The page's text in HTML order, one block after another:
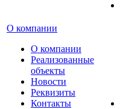
О компании
О компании
Реализованные
объекты
Новости
Реквизиты
Контакты